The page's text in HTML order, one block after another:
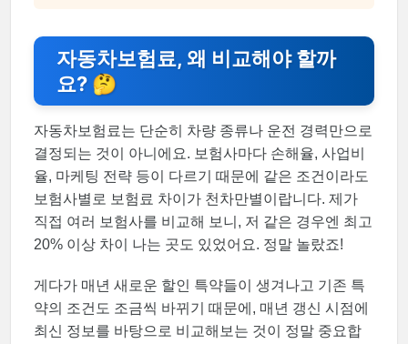
자동차보험료, 왜 비교해야 할까
요? 🤔
자동차보험료는 단순히 차량 종류나 운전 경력만으로
결정되는 것이 아니에요. 보험사마다 손해율, 사업비
율, 마케팅 전략 등이 다르기 때문에 같은 조건이라도
보험사별로 보험료 차이가 천차만별이랍니다. 제가
직접 여러 보험사를 비교해 보니, 저 같은 경우엔 최고
20% 이상 차이 나는 곳도 있었어요. 정말 놀랐죠!
게다가 매년 새로운 할인 특약들이 생겨나고 기존 특
약의 조건도 조금씩 바뀌기 때문에, 매년 갱신 시점에
최신 정보를 바탕으로 비교해보는 것이 정말 중요합